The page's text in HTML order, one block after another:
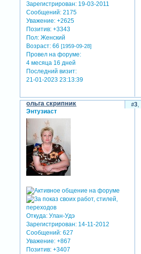
Зарегистрирован: 19-03-2011
Сообщений: 2175
Уважение: +2625
Позитив: +3343
Пол: Женский
Возраст: 66[1959-09-28]
Провел на форуме:
4 месяца 16 дней
Последний визит:
21-01-2023 23:13:39
3
ольга скрипник
Энтузиаст
Откуда: Улан-Удэ
Зарегистрирован: 14-11-2012
Сообщений: 627
Уважение: +867
Позитив: +3407